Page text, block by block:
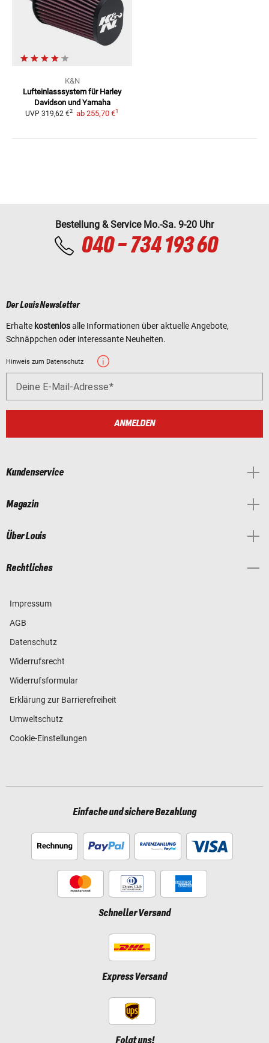
K&N
Lufteinlasssystem für Harley
Davidson und Yamaha
UVP 319,62 €2 ab 255,70 €1
Bestellung & Service Mo.-Sa. 9-20 Uhr
040 - 734 193 60
Der Louis Newsletter
Erhalte kostenlosalle Informationen über aktuelle Angebote,
Schnäppchen oder interessante Neuheiten.
Hinweis zum Datenschutz
Deine E-Mail-Adresse
ANMELDEN
Kundenservice
Magazin
Über Louis
Rechtliches
Impressum
AGB
Datenschutz
Widerrufsrecht
Widerrufsformular
Erklärung zur Barrierefreiheit
Umweltschutz
Cookie-Einstellungen
Einfache und sichere Bezahlung
Schneller Versand
Express Versand
Folgt uns!